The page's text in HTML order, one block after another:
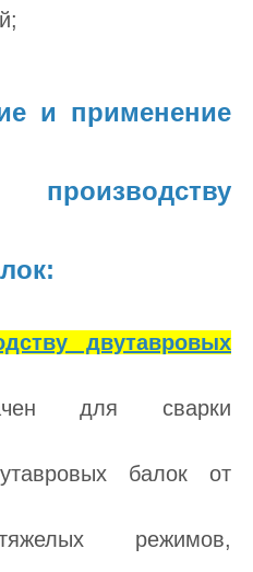
и применение
двутавровых
для сварки
балок от
режимов,